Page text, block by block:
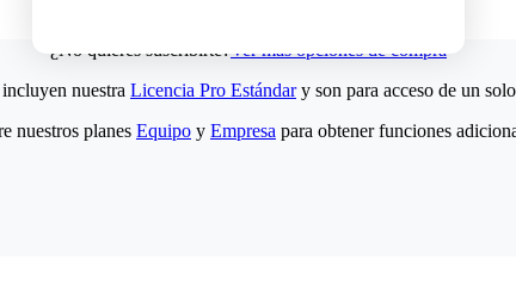
¿No quieres suscribirte?Ver más opciones de compra
nuestra Licencia Pro Estándary son para acceso de un
nuestros planes Equipo y Empresa para obtener funciones